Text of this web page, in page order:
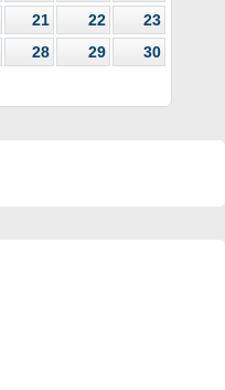
21 22
23
28 29
30